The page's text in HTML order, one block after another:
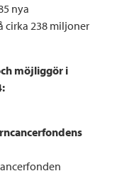
nya
cirka 238 miljoner
möjliggör i